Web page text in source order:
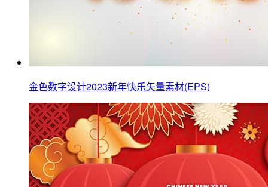
金色数字设计2023新年快乐矢量素材(EPS)